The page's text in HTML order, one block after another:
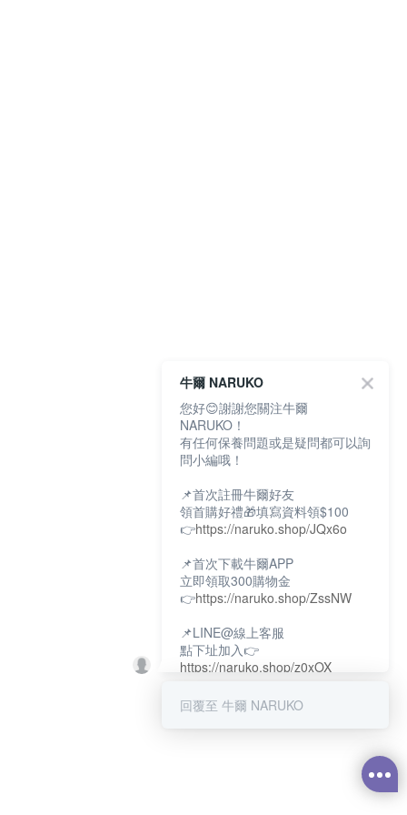
牛爾 NARUKO
您好😊謝謝您關注牛爾
NARUKO！
有任何保養問題或是疑問都可以詢
問小編哦！
📌首次註冊牛爾好友
領首購好禮🎁填寫資料領$100
👉https://naruko.shop/JQx6o
📌首次下載牛爾APP
立即領取300購物金
👉https://naruko.shop/ZssNW
📌LINE@線上客服
點下址加入👉
https://naruko.shop/z0xOX
📌電話客服：02-26581707
回覆至 牛爾 NARUKO